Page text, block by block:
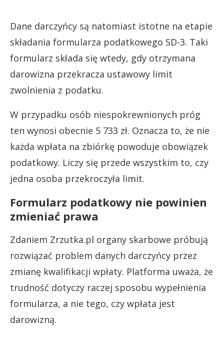
Dane darczyńcy są natomiast istotne na etapie
składania formularza podatkowego SD-3. Taki
formularz składa się wtedy, gdy otrzymana
darowizna przekracza ustawowy limit
zwolnienia z podatku.
W przypadku osób niespokrewnionych próg
ten wynosi obecnie 5 733 zł. Oznacza to, że nie
każda wpłata na zbiórkę powoduje obowiązek
podatkowy. Liczy się przede wszystkim to, czy
jedna osoba przekroczyła limit.
Formularz podatkowy nie powinien
zmieniać prawa
Zdaniem Zrzutka.pl organy skarbowe próbują
rozwiązać problem danych darczyńcy przez
zmianę kwalifikacji wpłaty. Platforma uważa, że
trudność dotyczy raczej sposobu wypełnienia
formularza, a nie tego, czy wpłata jest
darowizną.